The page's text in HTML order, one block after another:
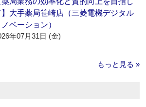
】大手薬局笹崎店（三菱電機デジタル
ノベーション）
年07月31日 (金)
もっと見る »